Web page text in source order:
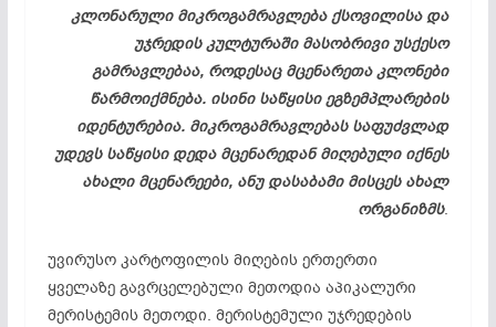
კლონარული მიკროგამრავლება ქსოვილისა და
უჯრედის კულტურაში მასობრივი უსქესო
გამრავლებაა, როდესაც მცენარეთა კლონები
წარმოიქმნება. ისინი საწყისი ეგზემპლარების
იდენტურებია. მიკროგამრავლებას საფუძვლად
უდევს საწყისი დედა მცენარედან მიღებული იქნეს
ახალი მცენარეები, ანუ დასაბამი მისცეს ახალ
ორგანიზმს.
უვირუსო კარტოფილის მიღების ერთერთი
ყველაზე გავრცელებული მეთოდია აპიკალური
მერისტემის მეთოდი. მერისტემული უჯრედების